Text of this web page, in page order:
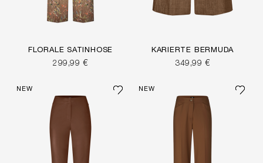
FLORALE SATINHOSE
299,99 €
KARIERTE BERMUDA
349,99 €
NEW NEW